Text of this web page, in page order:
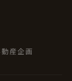
産企画